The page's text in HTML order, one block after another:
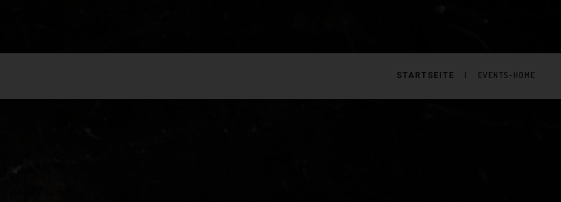
STARTSEITE | EVENTS-HOME